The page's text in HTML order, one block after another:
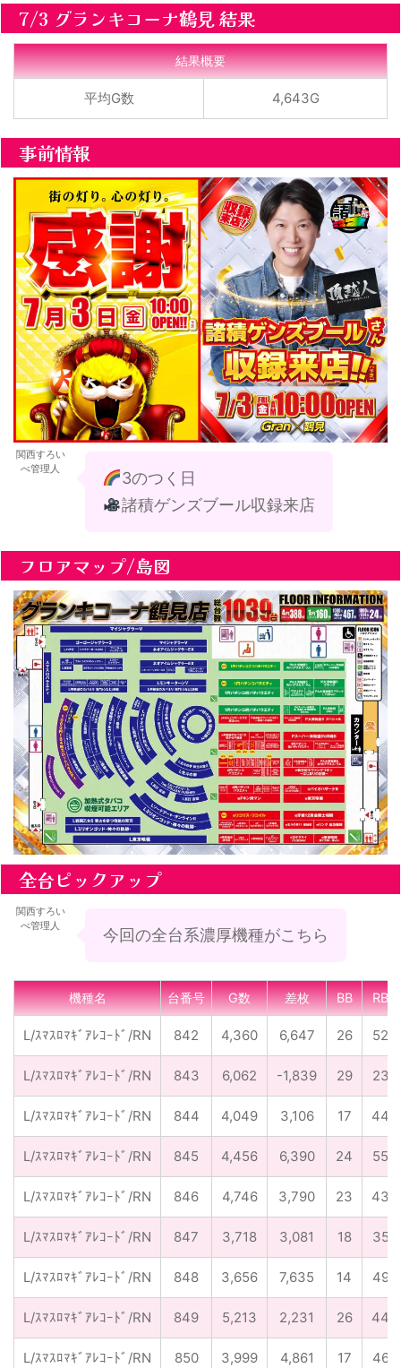
7/3 グランキコーナ鶴見 結果
結果概要
平均G数 4,643G
事前情報
関西すろい
べ管理人
3のつく日
諸積ゲンズブール収録来店
フロアマップ/島図
全台ピックアップ
関西すろい
べ管理人
今回の全台系濃厚機種がこちら
機種名 台番号 G数 差枚 BB RB
L/ｽﾏｽﾛﾏｷﾞｱﾚｺｰﾄﾞ/RN 842 4,360 6,647 26 52
L/ｽﾏｽﾛﾏｷﾞｱﾚｺｰﾄﾞ/RN 843 6,062 -1,839 29 23
L/ｽﾏｽﾛﾏｷﾞｱﾚｺｰﾄﾞ/RN 844 4,049 3,106 17 44
L/ｽﾏｽﾛﾏｷﾞｱﾚｺｰﾄﾞ/RN 845 4,456 6,390 24 55
L/ｽﾏｽﾛﾏｷﾞｱﾚｺｰﾄﾞ/RN 846 4,746 3,790 23 43
L/ｽﾏｽﾛﾏｷﾞｱﾚｺｰﾄﾞ/RN 847 3,718 3,081 18 35
L/ｽﾏｽﾛﾏｷﾞｱﾚｺｰﾄﾞ/RN 848 3,656 7,635 14 49
L/ｽﾏｽﾛﾏｷﾞｱﾚｺｰﾄﾞ/RN 849 5,213 2,231 26 44
L/ｽﾏｽﾛﾏｷﾞｱﾚｺｰﾄﾞ/RN 850 3,999 4,861 17 46